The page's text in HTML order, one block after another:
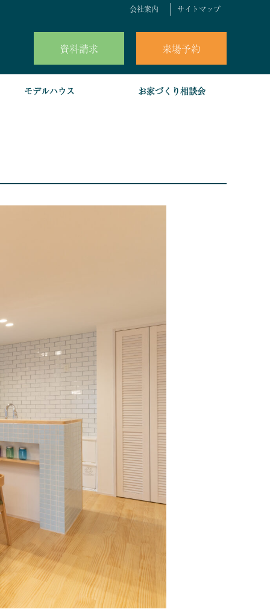
サイトマップ
会社案内
来場予約
資料請求
モデルハウス お家づくり相談会